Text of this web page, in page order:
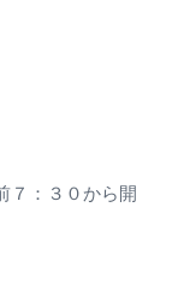
７：３０から開